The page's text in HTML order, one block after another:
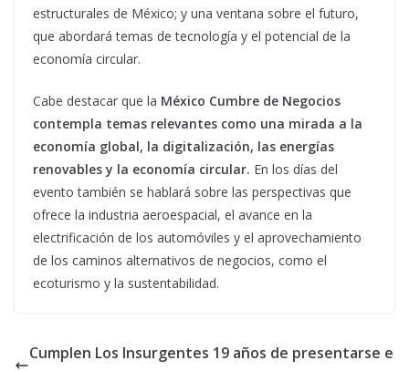
estructurales de México; y una ventana sobre el futuro,
que abordará temas de tecnología y el potencial de la
economía circular.
Cabe destacar que la México Cumbre de Negocios
contempla temas relevantes como una mirada a la
economía global, la digitalización, las energías
renovables y la economía circular. En los días del
evento también se hablará sobre las perspectivas que
ofrece la industria aeroespacial, el avance en la
electrificación de los automóviles y el aprovechamiento
de los caminos alternativos de negocios, como el
ecoturismo y la sustentabilidad.
Cumplen Los Insurgentes 19 años de presentarse e